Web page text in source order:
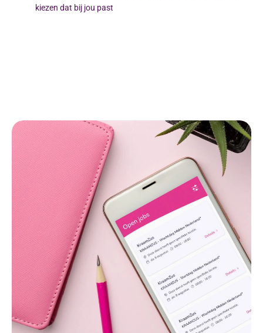
kiezen dat bij jou past